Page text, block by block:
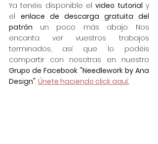
Ya tenéis disponible el video tutorial y
el enlace de descarga gratuita del
patrón un poco más abajo. Nos
encanta ver vuestros trabajos
terminados, así que lo podéis
Grupo de Facebook "Needlework by Ana
Design". Únete haciendo click aquí.